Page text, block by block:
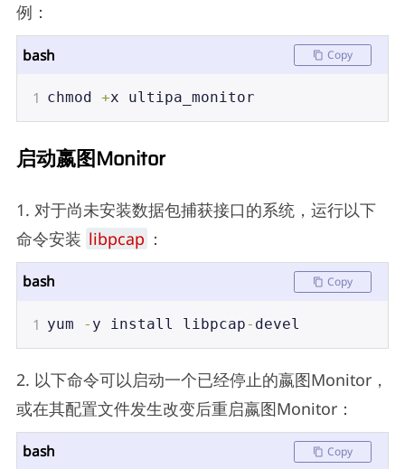
例：
bash Copy
1 chmod +x ultipa_monitor
启动嬴图Monitor
1. 对于尚未安装数据包捕获接口的系统，运行以下
命令安装 libpcap ：
bash Copy
1 yum - y install libpcap- devel
2. 以下命令可以启动一个已经停止的嬴图Monitor，
或在其配置文件发生改变后重启嬴图Monitor：
bash Copy